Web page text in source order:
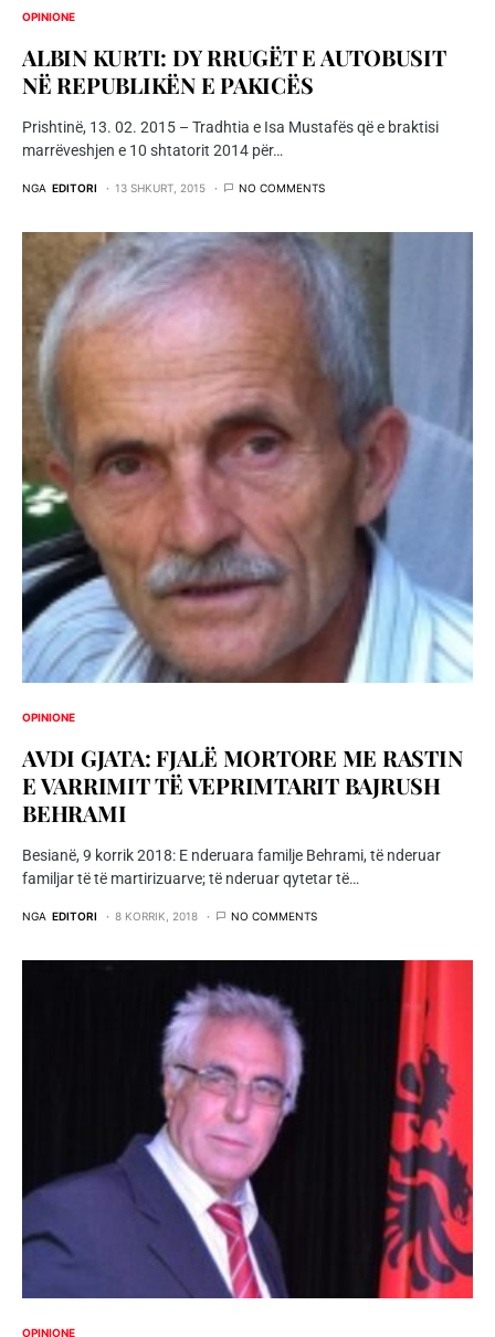
OPINIONE
ALBIN KURTI: DY RRUGËT E AUTOBUSIT
NË REPUBLIKËN E PAKICËS
Prishtinë, 13. 02. 2015 – Tradhtia e Isa Mustafës që e braktisi
marrëveshjen e 10 shtatorit 2014 për…
NGA EDITORI 13 SHKURT, 2015 NO COMMENTS
OPINIONE
AVDI GJATA: FJALË MORTORE ME RASTIN
E VARRIMIT TË VEPRIMTARIT BAJRUSH
BEHRAMI
Besianë, 9 korrik 2018: E nderuara familje Behrami, të nderuar
familjar të të martirizuarve; të nderuar qytetar të…
NGA EDITORI 8 KORRIK, 2018 NO COMMENTS
OPINIONE